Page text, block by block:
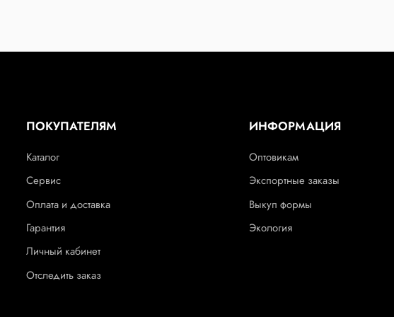
ПОКУПАТЕЛЯМ
Каталог
Сервис
Оплата и доставка
Гарантия
Личный кабинет
Отследить заказ
ИНФОРМАЦИЯ
Оптовикам
Экспортные заказы
Выкуп формы
Экология